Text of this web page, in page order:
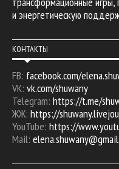
и энергетическую
КОНТАКТЫ
FB: facebook.com/
VK: vk.com/shuwany
Telegram: https://t.me/
ЖЖ: https://
YouTube: https://
Mail: